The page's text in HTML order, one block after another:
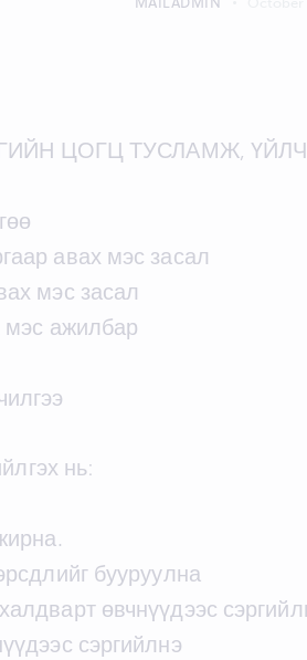
ЦОГЦ ТУСЛАМЖ,
авах мэс засал
мэс засал
мэс ажилбар
нь:
бууруулна
өвчнүүдээс
сэргийлнэ